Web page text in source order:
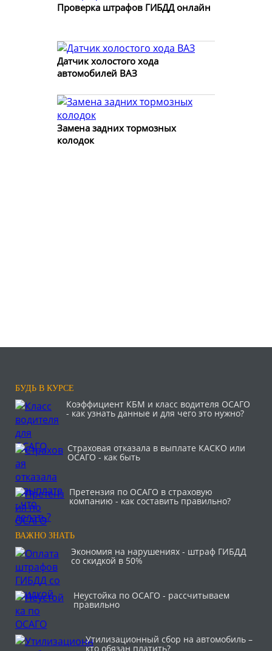
Проверка штрафов ГИБДД онлайн
Датчик холостого хода
автомобилей ВАЗ
Замена задних тормозных
колодок
БУДЬ В КУРСЕ
Коэффициент КБМ и класс водителя ОСАГО
- как узнать данные и для чего это нужно?
Страховая отказала в выплате КАСКО или
ОСАГО - как быть
Претензия по ОСАГО в страховую
компанию - как составить правильно?
ВАЖНО ЗНАТЬ
Экономия на нарушениях - штраф ГИБДД
со скидкой в 50%
Неустойка по ОСАГО - рассчитываем
правильно
Утилизационный сбор на автомобиль –
кто обязан платить?